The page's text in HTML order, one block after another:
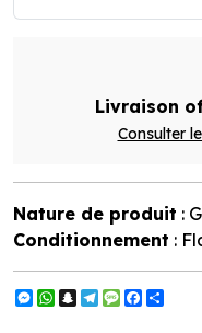
Livraison
Consulter
Nature de produit :
Conditionnement :
Messenger
WhatsApp
Snapchat
Telegram
Message